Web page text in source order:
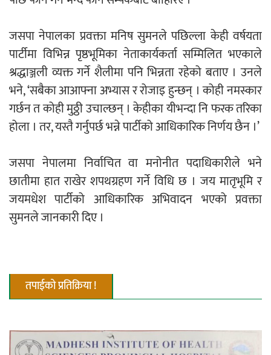
जसपा नेपालका प्रवक्ता मनिष सुमनले पछिल्ला केही वर्षयता
पार्टीमा विभिन्न पृष्ठभूमिका नेताकार्यकर्ता सम्मिलित भएकाले
श्रद्धाञ्जली व्यक्त गर्ने शैलीमा पनि भिन्नता रहेको बताए । उनले
भने, ‘सबैका आआफ्ना अभ्यास र रोजाइ हुन्छन् । कोही नमस्कार
गर्छन त कोही मुठ्ठी उचाल्छन् । केहीका यीभन्दा नि फरक तरिका
होला । तर, यस्तै गर्नुपर्छ भन्ने पार्टीको आधिकारिक निर्णय छैन ।’
जसपा नेपालमा निर्वाचित वा मनोनीत पदाधिकारीले भने
छातीमा हात राखेर शपथग्रहण गर्ने विधि छ । जय मातृभूमि र
जयमधेश पार्टीको आधिकारिक अभिवादन भएको प्रवक्ता
सुमनले जानकारी दिए ।
तपाईको प्रतिक्रिया !